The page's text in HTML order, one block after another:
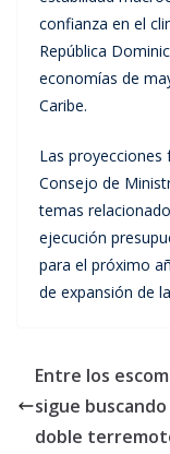
confianza en el
República
economías de
Caribe.
Las
Consejo de
temas
ejecución
para el próximo
de expansión de
Entre los
sigue
doble